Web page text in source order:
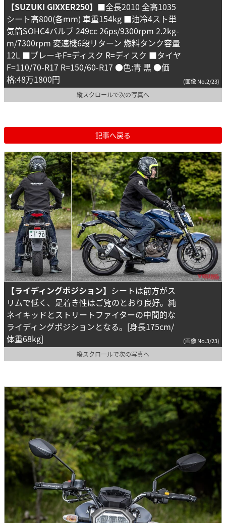
【SUZUKI GIXXER250】 ■全長2010 全高1035
シート高800(各mm) 車重154kg ■油冷4スト単
気筒SOHC4バルブ 249cc 26ps/9300rpm 2.2kg-
m/7300rpm 変速機6段リターン 燃料タンク容量
12L ■ブレーキF=ディスク R=ディスク ■タイヤ
F=110/70-R17 R=150/60-R17 ●色:青 黒 ●価
格:48万1800円
(画像 No.2/23)
縦スクロールで次の写真へ
記事へ戻る
【ライディングポジション】 シートは前方がス
リムで低く、足着き性はご覧のとおり良好。純
ネイキッドとストリートファイターの中間的な
ライディングポジションとなる。[身長175cm/
体重68kg]
(画像 No.3/23)
縦スクロールで次の写真へ